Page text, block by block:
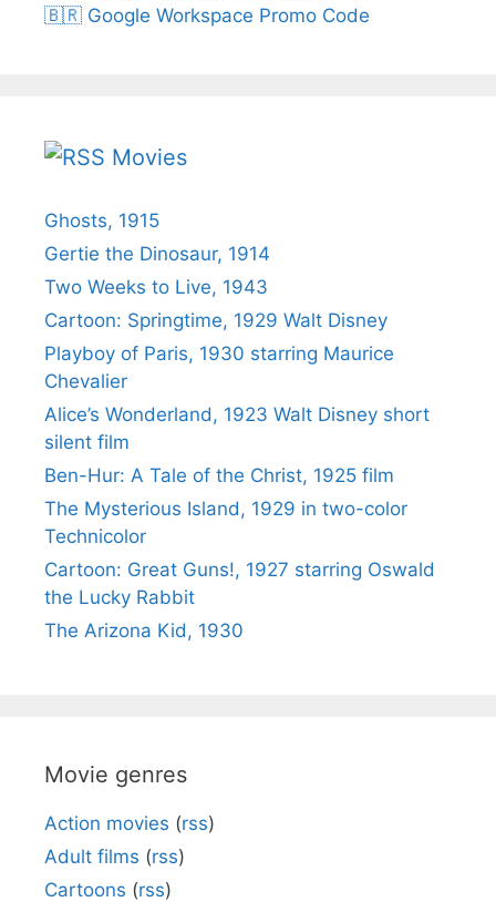
🇧🇷 Google Workspace Promo Code
Movies
Ghosts, 1915
Gertie the Dinosaur, 1914
Two Weeks to Live, 1943
Cartoon: Springtime, 1929 Walt Disney
Playboy of Paris, 1930 starring Maurice
Chevalier
Alice’s Wonderland, 1923 Walt Disney short
silent film
Ben-Hur: A Tale of the Christ, 1925 film
The Mysterious Island, 1929 in two-color
Technicolor
Cartoon: Great Guns!, 1927 starring Oswald
the Lucky Rabbit
The Arizona Kid, 1930
Movie genres
Action movies (rss)
Adult films (rss)
Cartoons (rss)